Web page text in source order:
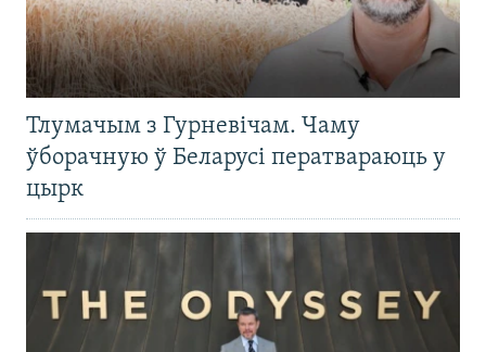
Тлумачым з Гурневічам. Чаму
ўборачную ў Беларусі ператвараюць у
цырк